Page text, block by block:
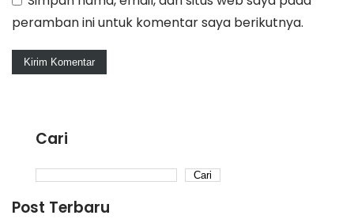
peramban ini untuk komentar saya berikutnya.
Cari
Cari
Post Terbaru